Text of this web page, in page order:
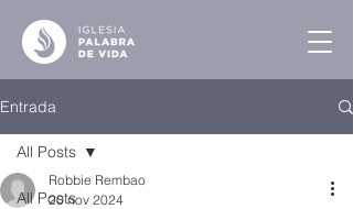
Entrada
All Posts
All Posts
Robbie Rembao
20 nov 2024